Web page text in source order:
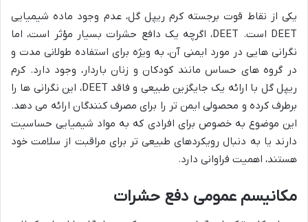
یکی از نقاط قوت برجسته کرم ریپل گل، عدم وجود ماده شیمیایی
DEET است. DEET، اگرچه یک دافع حشرات بسیار مؤثر است، اما
نگرانی هایی در مورد ایمنی آن، به ویژه برای استفاده طولانی مدت و
در گروه های حساس مانند کودکان و زنان باردار، وجود دارد. کرم
ریپل گل با ارائه یک جایگزین طبیعی و فاقد DEET، این نگرانی ها را
برطرف کرده و محصولی ایمن تر را برای مصرف کنندگان ارائه می دهد.
این موضوع به خصوص برای افرادی که به مواد شیمیایی حساسیت
دارند یا به دنبال رویکردهای طبیعی تر برای مراقبت از سلامت خود
هستند، اهمیت فراوانی دارد.
مکانیسم عمومی دفع حشرات